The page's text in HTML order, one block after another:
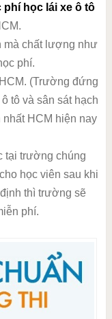
phí học lái xe ô tô
mà chất lượng như
phí.
(Trường đứng
tô và sân sát hạch
HCM hiện nay
tại trường chúng
học viên sau khi
thì trường sẽ
phí.